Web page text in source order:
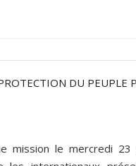
DU PEUPLE
mission le mercredi